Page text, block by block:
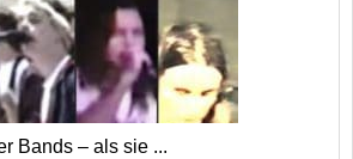
Bands – als sie ...